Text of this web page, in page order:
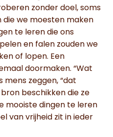
zonder doel, soms
die we moesten maken
te leren die ons
en falen zouden we
of lopen. Een
doormaken. “Wat
mens zeggen, “dat
beschikken die ze
mooiste dingen te leren
van vrijheid zit in ieder